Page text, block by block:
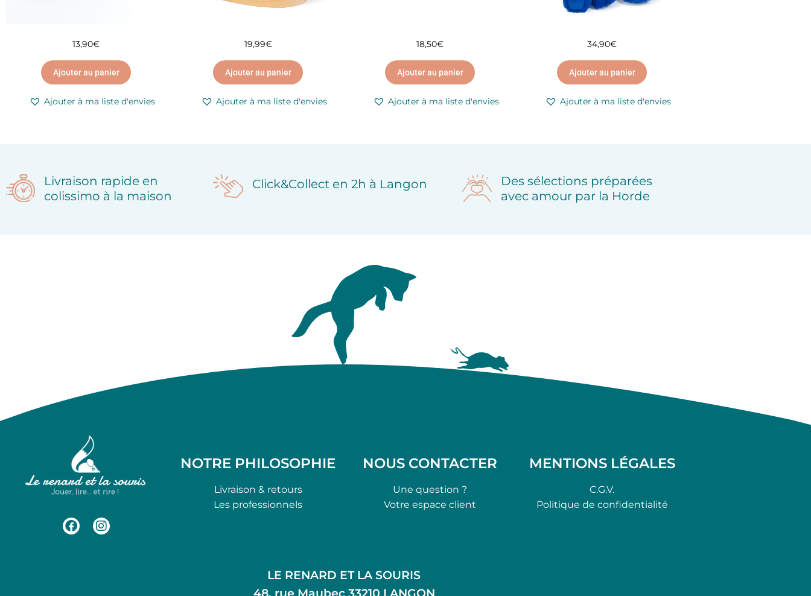
13,90€
Ajouter au panier
Ajouter à ma liste d'envies
19,99€
Ajouter au panier
Ajouter à ma liste d'envies
18,50€
Ajouter au panier
Ajouter à ma liste d'envies
34,90€
Ajouter au panier
Ajouter à ma liste d'envies
Livraison rapide en
colissimo à la maison
Click&Collect en 2h à Langon
Des sélections préparées
avec amour par la Horde
NOTRE PHILOSOPHIE
Livraison & retours
Les professionnels
NOUS CONTACTER
Une question ?
Votre espace client
MENTIONS LÉGALES
C.G.V.
Politique de confidentialité
LE RENARD ET LA SOURIS